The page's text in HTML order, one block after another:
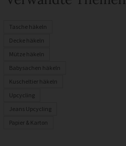
Tasche häkeln
Decke häkeln
Mütze häkeln
Babysachen häkeln
Kuscheltier häkeln
Upcycling
Jeans Upcycling
Papier & Karton